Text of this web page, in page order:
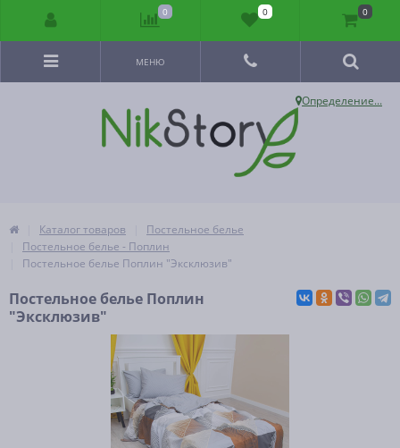
Определение...
МЕНЮ
Каталог товаров
Постельное белье
Постельное белье - Поплин
Постельное белье Поплин "Эксклюзив"
Постельное белье Поплин
"Эксклюзив"
0 0 0